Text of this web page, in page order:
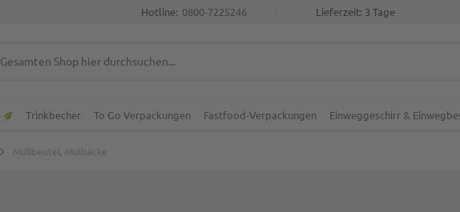
Lieferzeit: 3 Tage
Hotline: 0800-7225246
Trinkbecher To Go Verpackungen Fastfood-Verpackungen Einweggeschirr &
Müllbeutel, Müllsäcke